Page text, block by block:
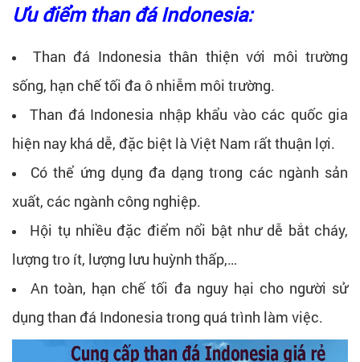
Ưu điểm than đá Indonesia:
Than đá Indonesia thân thiện với môi trường
sống, hạn chế tối đa ô nhiễm môi trường.
Than đá Indonesia nhập khẩu vào các quốc gia
hiện nay khá dễ, đặc biệt là Việt Nam rất thuận lợi.
Có thể ứng dụng đa dạng trong các ngành sản
xuất, các ngành công nghiệp.
Hội tụ nhiều đặc điểm nổi bật như dễ bắt cháy,
lượng tro ít, lượng lưu huỳnh thấp,…
An toàn, hạn chế tối đa nguy hại cho người sử
dụng than đá Indonesia trong quá trình làm việc.